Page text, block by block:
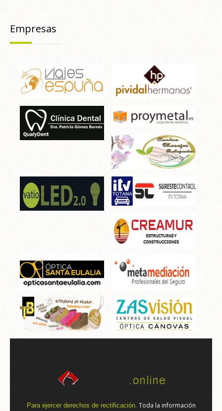
Empresas
Para ejercer derechos de rectificación. Toda la información